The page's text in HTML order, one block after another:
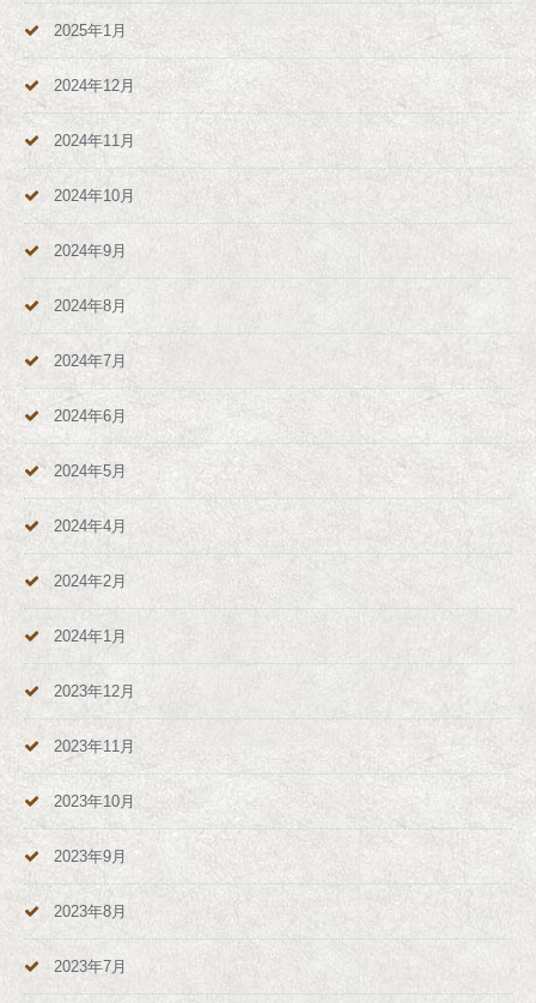
2025年1月
2024年12月
2024年11月
2024年10月
2024年9月
2024年8月
2024年7月
2024年6月
2024年5月
2024年4月
2024年2月
2024年1月
2023年12月
2023年11月
2023年10月
2023年9月
2023年8月
2023年7月